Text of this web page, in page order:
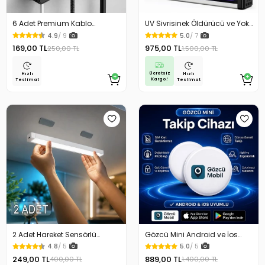
6 Adet Premium Kablo
Düzenleyici Kablo Tutucu
Mıknatıslı Kapak Özellikli
4.9/ 9
169,00 TL250,00 TL
Hızlı
Teslimat
UV Sivrisinek Öldürücü ve Yok
Edici Elektrikli Mega Boy Sinek
Öldürücü Cihaz Cız Lamba
Mor Işık Asılabilir Taşınabilir
Masaüstü
5.0/ 7
975,00 TL1.500,00 TL
Ücretsiz
Kargo!
Hızlı
Teslimat
2 Adet Hareket Sensörlü
Lamba Merdiven Dolap
Çalışma Masası Mutfak
Lambası Şarjlı Usb Led
4.8/ 5
249,00 TL400,00 TL
Gözcü Mini Android ve İos
Uyumlu Takip Cihazı Geçmişe
Dönük Konum Gps Araç Motor
Çocuk Gizli Takip
5.0/ 5
889,00 TL1.400,00 TL